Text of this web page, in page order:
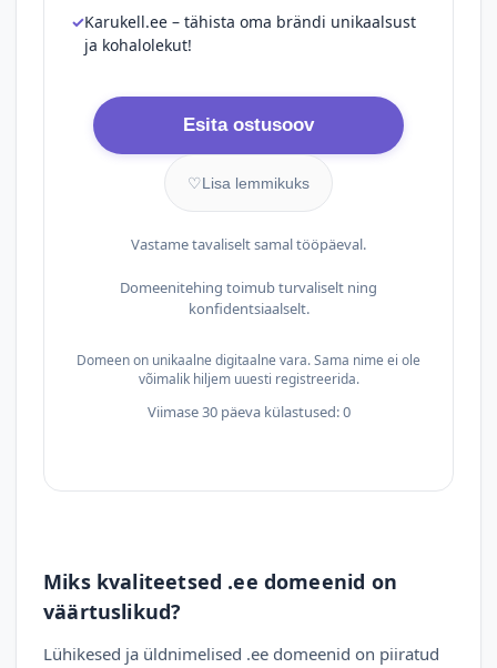
Karukell.ee – tähista oma brändi unikaalsust
ja kohalolekut!
Esita ostusoov
♡Lisa lemmikuks
Vastame tavaliselt samal tööpäeval.
Domeenitehing toimub turvaliselt ning
konfidentsiaalselt.
Domeen on unikaalne digitaalne vara. Sama nime ei ole
võimalik hiljem uuesti registreerida.
Viimase 30 päeva külastused: 0
Miks kvaliteetsed .ee domeenid on
väärtuslikud?
Lühikesed ja üldnimelised .ee domeenid on piiratud